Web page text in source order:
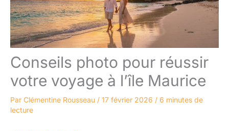
Conseils photo pour réussir
votre voyage à l’île Maurice
Par Clémentine Rousseau / 17 février 2026 / 6 minutes de
lecture